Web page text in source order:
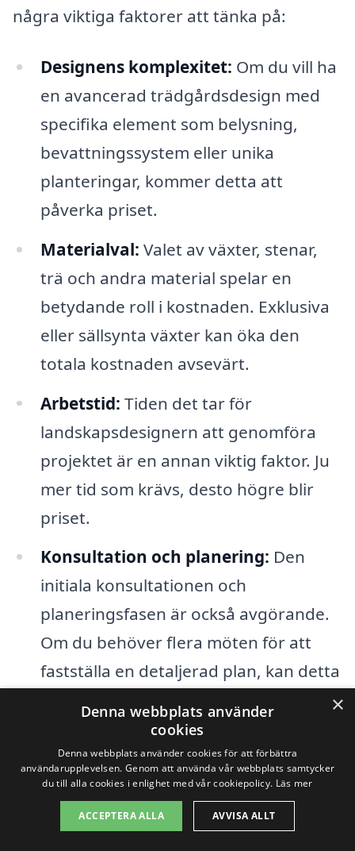
några viktiga faktorer att tänka på:
Designens komplexitet: Om du vill ha
en avancerad trädgårdsdesign med
specifika element som belysning,
bevattningssystem eller unika
planteringar, kommer detta att
påverka priset.
Materialval: Valet av växter, stenar,
trä och andra material spelar en
betydande roll i kostnaden. Exklusiva
eller sällsynta växter kan öka den
totala kostnaden avsevärt.
Arbetstid: Tiden det tar för
landskapsdesignern att genomföra
projektet är en annan viktig faktor. Ju
mer tid som krävs, desto högre blir
priset.
Konsultation och planering: Den
initiala konsultationen och
planeringsfasen är också avgörande.
Om du behöver flera möten för att
fastställa en detaljerad plan, kan detta
Genom att följa dessa riktlinjer och
diskutera dina specifika behov med en
lokal erfaren trädgårdsdesigner kan du
bättre förstå de kostnader som är
×
Denna webbplats använder
cookies
Denna webbplats använder cookies för att förbättra
användarupplevelsen. Genom att använda vår webbplats samtycker
du till alla cookies i enlighet med vår cookiepolicy. Läs mer
ACCEPTERA ALLA AVVISA ALLT